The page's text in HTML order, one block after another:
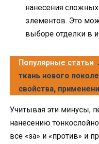
нанесения
элементов. Это
выборе отделки в
Популярные статьи
ткань нового
свойства,
Учитывая эти минусы,
нанесению
все «за» и «против» и